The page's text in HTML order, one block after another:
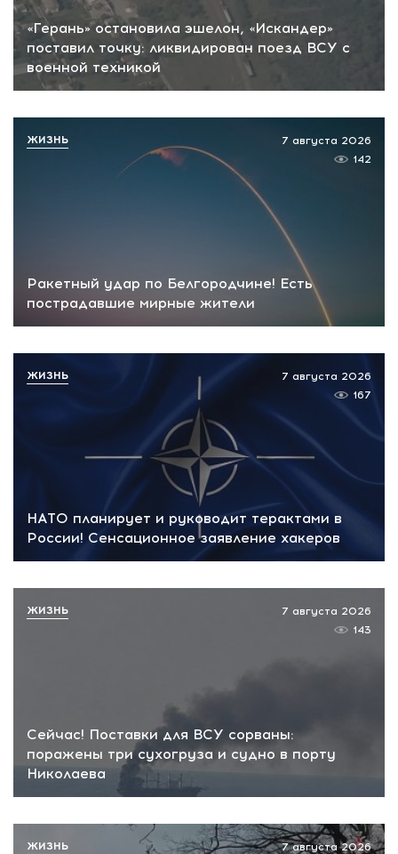
«Герань» остановила эшелон, «Искандер»
поставил точку: ликвидирован поезд ВСУ с
военной техникой
Ракетный удар по Белгородчине! Есть
пострадавшие мирные жители
7 августа 2026
142
ЖИЗНЬ
НАТО планирует и руководит терактами в
России! Сенсационное заявление хакеров
7 августа 2026
167
ЖИЗНЬ
Сейчас! Поставки для ВСУ сорваны:
поражены три сухогруза и судно в порту
Николаева
7 августа 2026
143
ЖИЗНЬ
7 августа 2026
ЖИЗНЬ